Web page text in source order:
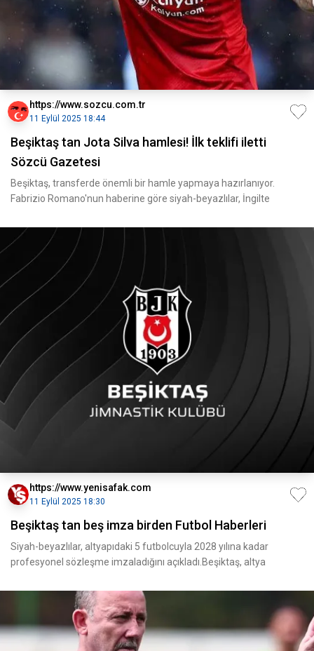
https://www.sozcu.com.tr
11 Eylül 2025 18:44
Beşiktaş tan Jota Silva hamlesi! İlk teklifi iletti
Sözcü Gazetesi
Beşiktaş, transferde önemli bir hamle yapmaya hazırlanıyor.
Fabrizio Romano'nun haberine göre siyah-beyazlılar, İngilte
https://www.yenisafak.com
11 Eylül 2025 18:30
Beşiktaş tan beş imza birden Futbol Haberleri
Siyah-beyazlılar, altyapıdaki 5 futbolcuyla 2028 yılına kadar
profesyonel sözleşme imzaladığını açıkladı.Beşiktaş, altya